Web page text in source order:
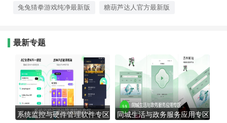
兔兔猜拳游戏纯净最新版 糖葫芦达人官方最新版
最新专题
系统监控与硬件管理软件专区 同城生活与政务服务应用专区